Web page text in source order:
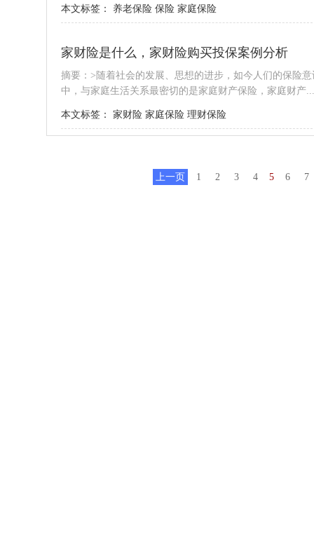
本文标签： 养老保险 保险 家庭保险
家财险是什么，家财险购买投保案例分析
摘要：>随着社会的发展、思想的进步，如今人们的保险
中，与家庭生活关系最密切的是家庭财产保险，家庭财产...
本文标签： 家财险 家庭保险 理财保险
上一页 1 2 3 4 5 6 7